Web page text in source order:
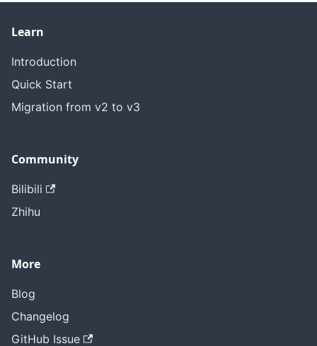
Learn
Introduction
Quick Start
Migration from v2 to v3
Community
Bilibili
Zhihu
More
Blog
Changelog
GitHub Issue